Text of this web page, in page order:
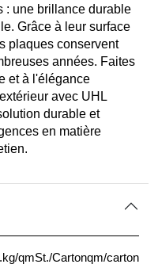
: une brillance durable
Grâce à leur surface
plaques conservent
années. Faites
et à l'élégance
avec UHL
durable et
en matière
kg/qmSt./Cartonqm/carton